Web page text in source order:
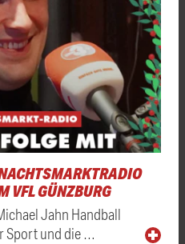
VFL GÜNZBURG
Jahn Handball
Sport und die …